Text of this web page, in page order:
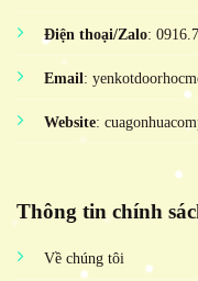
Điện thoại/Zalo:
Email:
Website:
Thông tin chính
Về chúng tôi